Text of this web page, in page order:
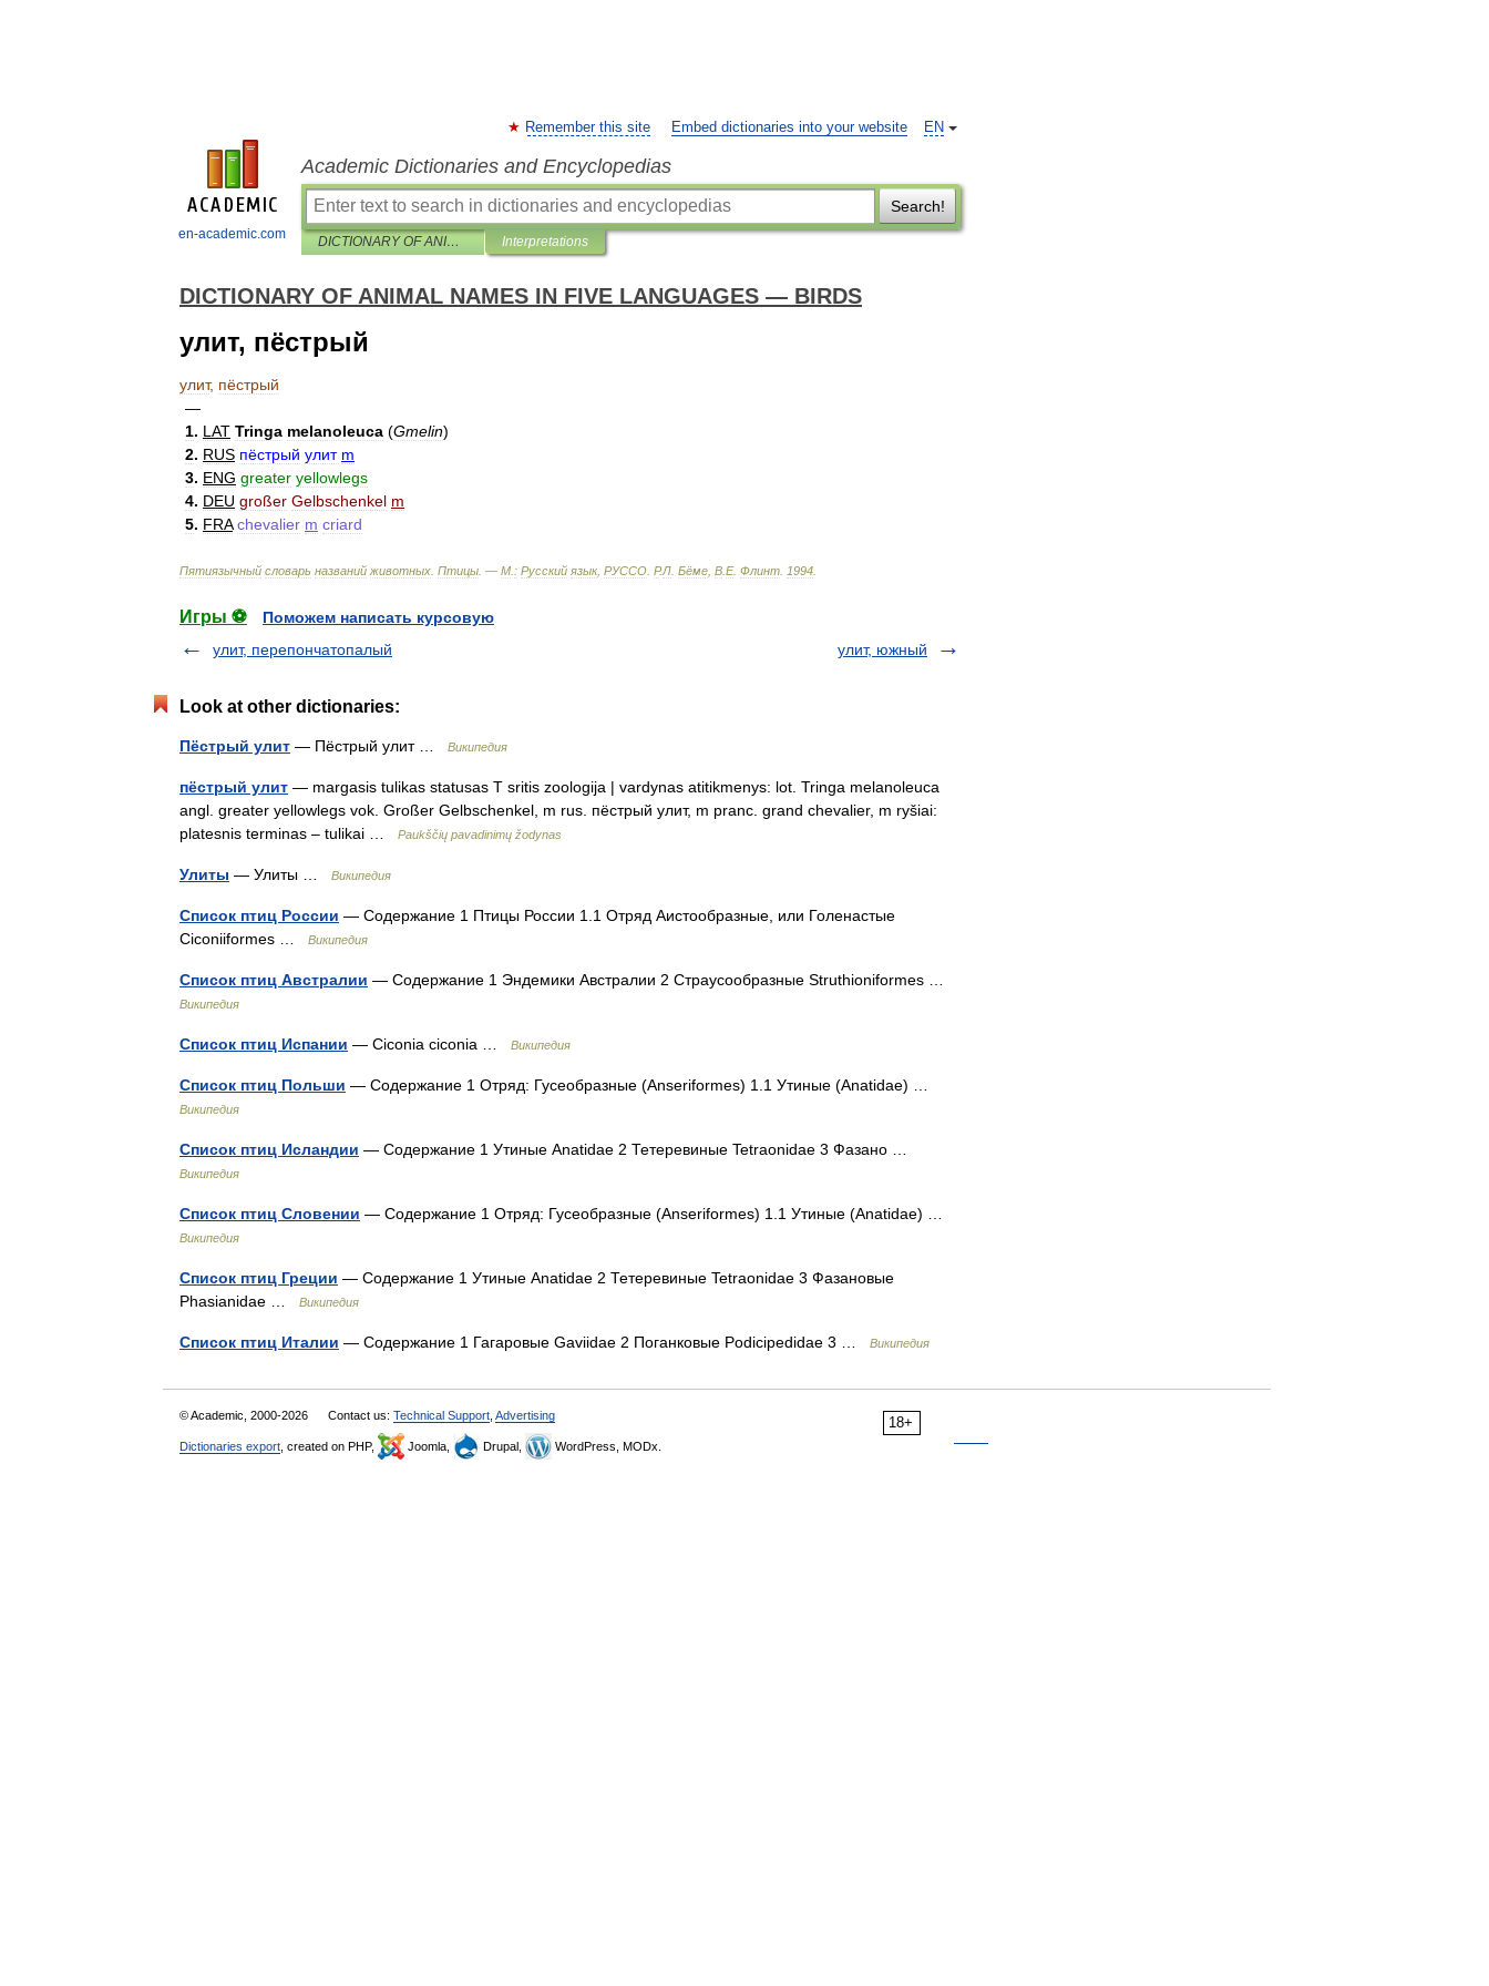
en-academic.com
EN
Remember this site Embed dictionaries into your website
Academic Dictionaries and Encyclopedias
Search!
DICTIONARY OF ANIMAL NAMES IN FIVE LANGUAGES — BIRDS Interpretations
DICTIONARY OF ANIMAL NAMES IN FIVE LANGUAGES — BIRDS
улит, пёстрый
улит, пёстрый
—
1. LAT Tringa melanoleuca (Gmelin)
2. RUS пёстрый улит m
3. ENG greater yellowlegs
4. DEU großer Gelbschenkel m
5. FRA chevalier m criard
Пятиязычный словарь названий животных Птицы . — М : Русский язык, РУССО Р.Л Бёме В Е. Флинт 1994
Игры ⚽
Поможем написать курсовую
улит, перепончатопалый
улит, южный
Look at other dictionaries:
Пёстрый улит — Пёстрый улит … Википедия
пёстрый улит — margasis tulikas statusas T sritis zoologija | vardynas atitikmenys: lot. Tringa melanoleuca
angl. greater yellowlegs vok. Großer Gelbschenkel, m rus. пёстрый улит, m pranc. grand chevalier, m ryšiai:
platesnis terminas – tulikai …
Paukščių pavadinimų žodynas
Улиты — Улиты … Википедия
Список птиц России — Содержание 1 Птицы России 1.1 Отряд Аистообразные, или Голенастые
Ciconiiformes …
Википедия
Список птиц Австралии — Содержание 1 Эндемики Австралии 2 Страусообразные Struthioniformes …
Википедия
Список птиц Испании — Ciconia ciconia … Википедия
Список птиц Польши — Содержание 1 Отряд: Гусеобразные (Anseriformes) 1.1 Утиные (Anatidae) …
Википедия
Список птиц Исландии — Содержание 1 Утиные Anatidae 2 Тетеревиные Tetraonidae 3 Фазано …
Википедия
Список птиц Словении — Содержание 1 Отряд: Гусеобразные (Anseriformes) 1.1 Утиные (Anatidae) …
Википедия
Список птиц Греции — Содержание 1 Утиные Anatidae 2 Тетеревиные Tetraonidae 3 Фазановые
Phasianidae …
Википедия
Список птиц Италии — Содержание 1 Гагаровые Gaviidae 2 Поганковые Podicipedidae 3 … Википедия
18+
© Academic, 2000-2026 Contact us: Technical Support Advertising
Dictionaries export , created on PHP, Joomla, Drupal, WordPress, MODx.